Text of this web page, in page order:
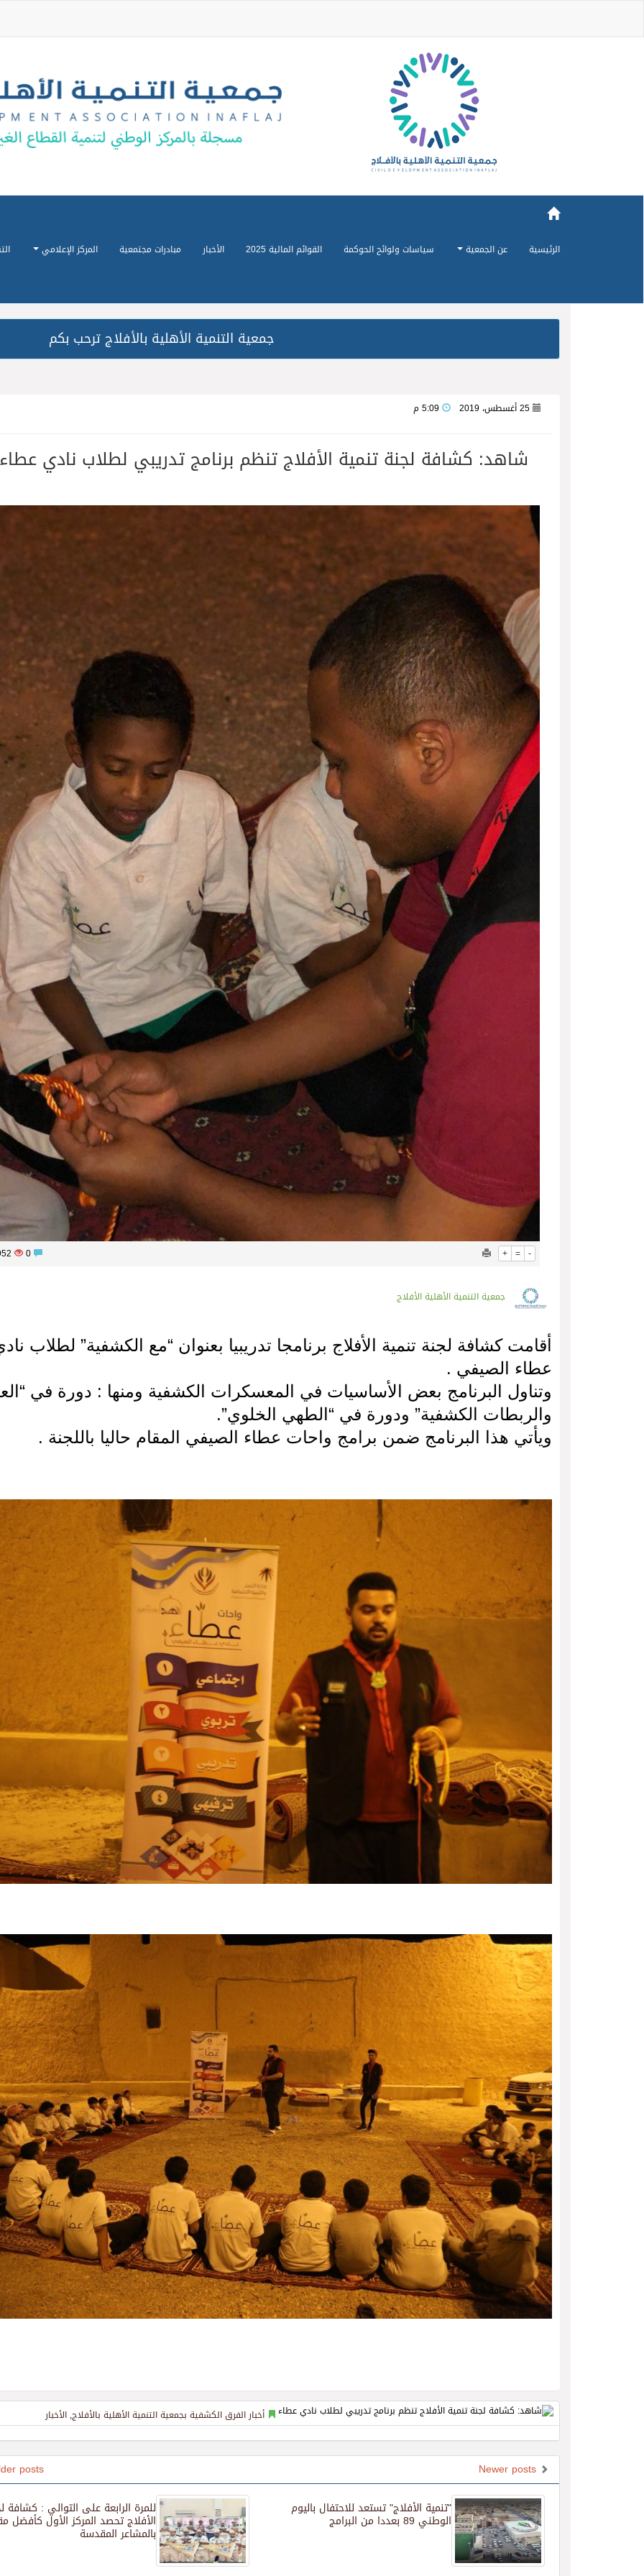
الرئيسية عن الجمعية سياسات ولوائح الحوكمة القوائم المالية 2025 الأخبار مبادرات مجتمعية المركز الإعلامي
جمعية التنمية الأهلية بالأفلاج ترحب بكم
25 أغسطس، 2019
شاهد: كشافة لجنة تنمية الأفلاج تنظم برنامج تدريبي لطلاب نادي
+ = -
0
952
جمعية التنمية الأهلية الأفلاج
أقامت كشافة لجنة تنمية الأفلاج برنامجا تدريبيا بعنوان “مع الكشفية” لطلاب
عطاء الصيفي .
وتناول البرنامج بعض الأساسيات في المعسكرات الكشفية ومنها : دورة في
والربطات الكشفية” ودورة في “الطهي الخلوي”.
ويأتي هذا البرنامج ضمن برامج واحات عطاء الصيفي المقام حاليا باللجنة .
أخبار الفرق الكشفية بجمعية التنمية الأهلية بالأفلاج, الأخبار
posts
للمرة الرابعة على التوالي : كشافة
الأفلاج تحصد المركز الأول كأفضل
بالمشاعر المقدسة
"تنمية الأفلاج" تستعد للاحتفال باليوم
الوطني 89 بعددا من البرامج